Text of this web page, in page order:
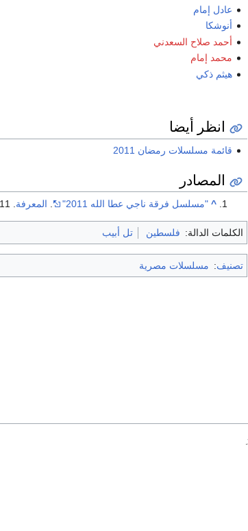
عادل إمام
أنوشكا
أحمد صلاح السعدني
محمد إمام
هيثم ذكي
انظر أيضا
قائمة مسلسلات رمضان 2011
المصادر
^ "مسلسل فرقة ناجي عطا الله 2011" المعرفة
الكلمات الدالة: فلسطين تل أبيب
تصنيف: مسلسلات مصرية